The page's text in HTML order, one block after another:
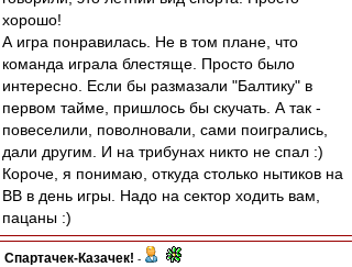
хорошо!
А игра понравилась. Не в том плане, что
команда играла блестяще. Просто было
интересно. Если бы размазали "Балтику" в
первом тайме, пришлось бы скучать. А так -
повеселили, поволновали, сами поигрались,
дали другим. И на трибунах никто не спал :)
Короче, я понимаю, откуда столько нытиков на
ВВ в день игры. Надо на сектор ходить вам,
пацаны :)
Спартачек-Казачек! -